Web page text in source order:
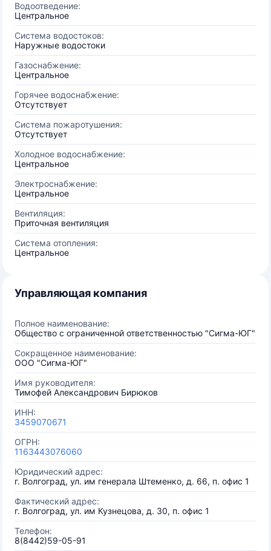
Водоотведение:
Центральное
Система водостоков:
Наружные водостоки
Газоснабжение:
Центральное
Горячее водоснабжение:
Отсутствует
Система пожаротушения:
Отсутствует
Холодное водоснабжение:
Центральное
Электроснабжение:
Центральное
Вентиляция:
Приточная вентиляция
Система отопления:
Центральное
Управляющая компания
Полное наименование:
Общество с ограниченной ответственностью "Сигма-ЮГ"
Сокращенное наименование:
ООО "Сигма-ЮГ"
Имя руководителя:
Тимофей Александрович Бирюков
ИНН:
3459070671
ОГРН:
1163443076060
Юридический адрес:
г. Волгоград, ул. им генерала Штеменко, д. 66, п. офис 1
Фактический адрес:
г. Волгоград, ул. им Кузнецова, д. 30, п. офис 1
Телефон:
8(8442)59-05-91